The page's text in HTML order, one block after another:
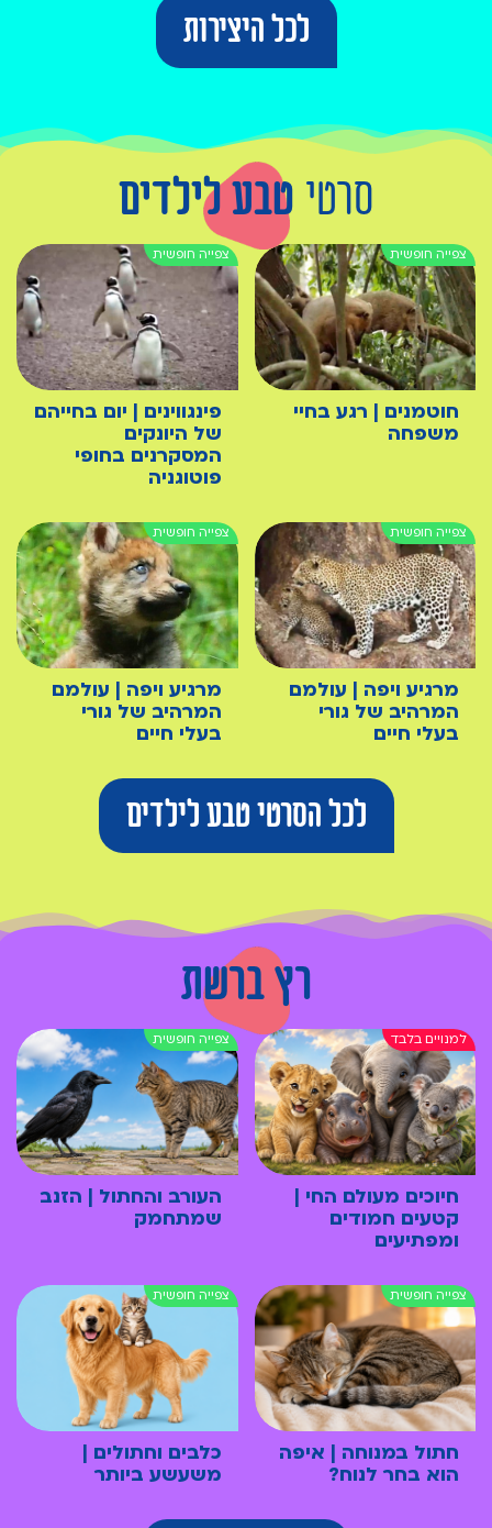
לכל היצירות
סרטי טבע לילדים
חוטמנים | רגע בחיי
משפחה
פינגווינים | יום בחייהם
של היונקים
המסקרנים בחופי
פוטוגניה
מרגיע ויפה | עולמם
המרהיב של גורי
בעלי חיים
מרגיע ויפה | עולמם
המרהיב של גורי
בעלי חיים
לכל הסרטי טבע לילדים
רץ ברשת
חיוכים מעולם החי |
קטעים חמודים
ומפתיעים
העורב והחתול | הזנב
שמתחמק
חתול במנוחה | איפה
הוא בחר לנוח?
כלבים וחתולים |
משעשע ביותר